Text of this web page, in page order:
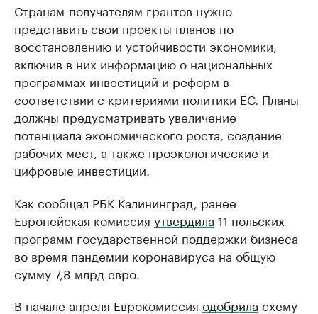
Странам-получателям грантов нужно
представить свои проекты планов по
восстановлению и устойчивости экономики,
включив в них информацию о национальных
программах инвестиций и реформ в
соответствии с критериями политики ЕС. Планы
должны предусматривать увеличение
потенциала экономического роста, создание
рабочих мест, а также проэкологические и
цифровые инвестиции.
Как сообщал РБК Калининград, ранее
Европейская комиссия утвердила 11 польских
программ государственной поддержки бизнеса
во время пандемии коронавируса на общую
сумму 7,8 млрд евро.
В начале апреля Еврокомиссия одобрила схему